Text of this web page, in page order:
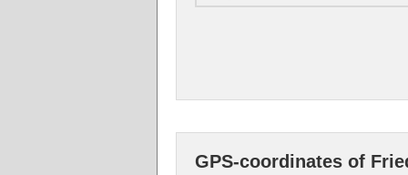
GPS-coordinates of